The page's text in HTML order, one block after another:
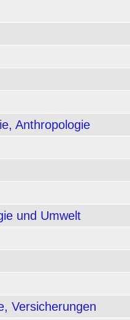
Anthropologie
und Umwelt
Versicherungen